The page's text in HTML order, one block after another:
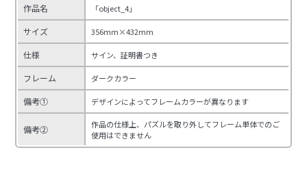
作品名 「object_4」
サイズ 356mm×432mm
仕様 サイン、証明書つき
フレーム ダークカラー
備考① デザインによってフレームカラーが異なります
備考②
作品の仕様上、パズルを取り外してフレーム単体でのご
使用はできません